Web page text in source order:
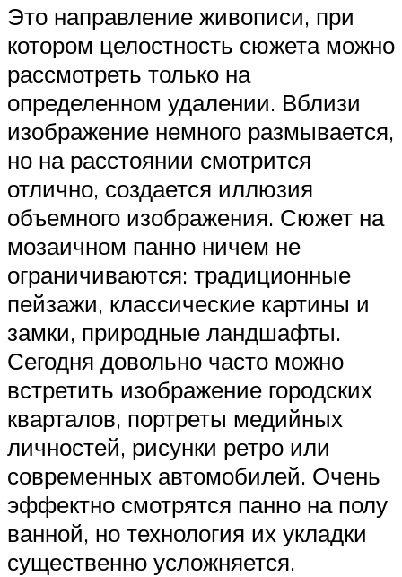
Это направление живописи, при
котором целостность сюжета можно
рассмотреть только на
определенном удалении. Вблизи
изображение немного размывается,
но на расстоянии смотрится
отлично, создается иллюзия
объемного изображения. Сюжет на
мозаичном панно ничем не
ограничиваются: традиционные
пейзажи, классические картины и
замки, природные ландшафты.
Сегодня довольно часто можно
встретить изображение городских
кварталов, портреты медийных
личностей, рисунки ретро или
современных автомобилей. Очень
эффектно смотрятся панно на полу
ванной, но технология их укладки
существенно усложняется.